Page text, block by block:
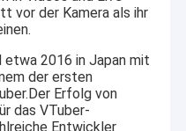
vor der Kamera als ihr
2016 in Japan mit
der ersten
Erfolg von
das VTuber-
Entwickler